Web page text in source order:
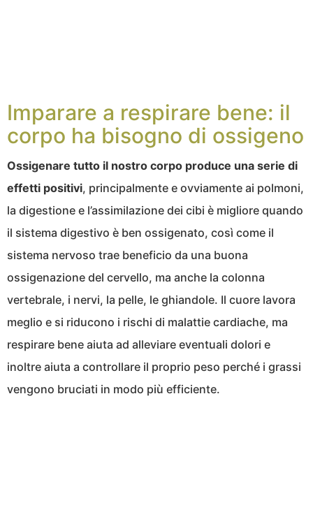
Imparare a respirare bene: il
corpo ha bisogno di ossigeno
Ossigenare tutto il nostro corpo produce una serie di
effetti positivi, principalmente e ovviamente ai polmoni,
la digestione e l’assimilazione dei cibi è migliore quando
il sistema digestivo è ben ossigenato, così come il
sistema nervoso trae beneficio da una buona
ossigenazione del cervello, ma anche la colonna
vertebrale, i nervi, la pelle, le ghiandole. Il cuore lavora
meglio e si riducono i rischi di malattie cardiache, ma
respirare bene aiuta ad alleviare eventuali dolori e
inoltre aiuta a controllare il proprio peso perché i grassi
vengono bruciati in modo più efficiente.